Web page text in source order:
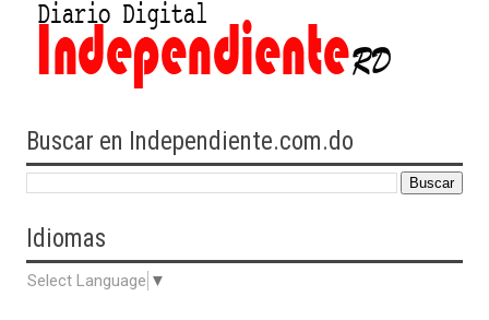
Buscar en Independiente.com.do
Idiomas
Select Language ▼